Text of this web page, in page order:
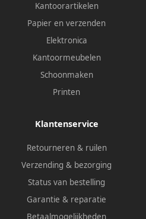
Kantoorartikelen
Papier en verzenden
Elektronica
Kantoormeubelen
Schoonmaken
Printen
Klantenservice
Retourneren & ruilen
Verzending & bezorging
Status van bestelling
Garantie & reparatie
Betaalmogelijkheden